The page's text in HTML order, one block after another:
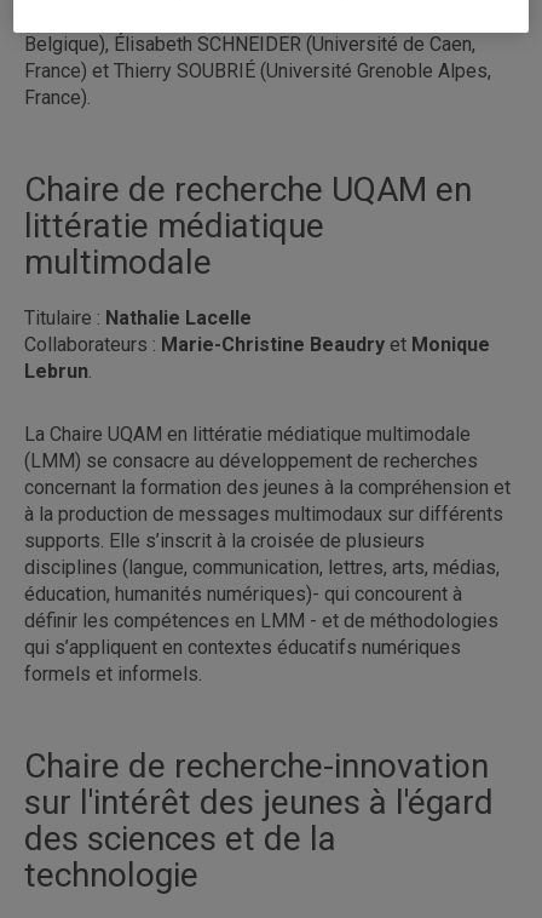
Belgique), Élisabeth SCHNEIDER (Université de Caen,
France) et Thierry SOUBRIÉ (Université Grenoble Alpes,
France).
Chaire de recherche UQAM en
littératie médiatique
multimodale
Titulaire : Nathalie Lacelle
Collaborateurs : Marie-Christine Beaudry et Monique
Lebrun.
La Chaire UQAM en littératie médiatique multimodale
(LMM) se consacre au développement de recherches
concernant la formation des jeunes à la compréhension et
à la production de messages multimodaux sur différents
supports. Elle s’inscrit à la croisée de plusieurs
disciplines (langue, communication, lettres, arts, médias,
éducation, humanités numériques)- qui concourent à
définir les compétences en LMM - et de méthodologies
qui s’appliquent en contextes éducatifs numériques
formels et informels.
Chaire de recherche-innovation
sur l'intérêt des jeunes à l'égard
des sciences et de la
technologie